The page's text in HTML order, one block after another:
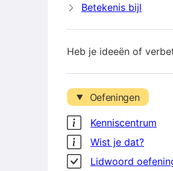
Betekenis bijl
Heb je ideeën of
Oefeningen
Kenniscentrum
Wist je dat?
Lidwoord